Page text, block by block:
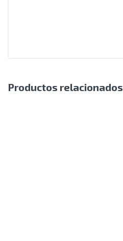
Productos relacionados